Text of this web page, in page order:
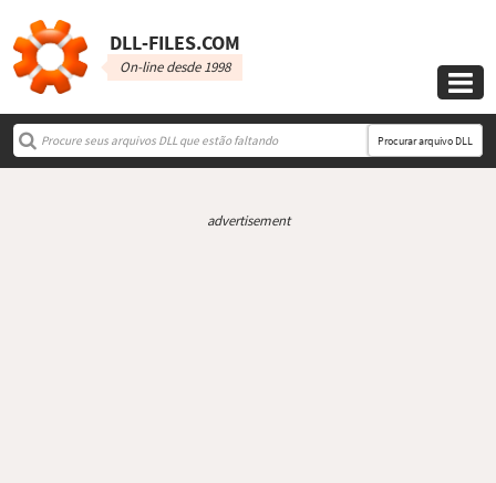
DLL‑FILES.COM
On-line desde 1998

Procurar arquivo DLL
advertisement